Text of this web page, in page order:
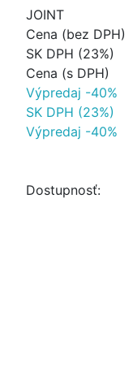
JOINT
Cena (bez DPH)
SK DPH (23%)
Cena (s DPH)
Výpredaj -40%
SK DPH (23%)
Výpredaj -40%
Dostupnosť: